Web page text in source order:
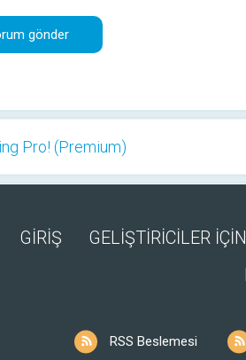
Pro! (Premium)
GİRİŞ GELİŞTİRİCİLER İÇİN
RSS Beslemesi